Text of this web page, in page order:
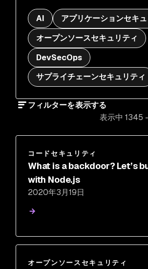
AI
アプリケーションセキ
オープンソースセキュリティ
DevSecOps
サプライチェーンセキュリティ
フィルターを表示する
表示中 1345
コードセキュリティ
What is a backdoor? Let’s
with Node.js
2020年3月19日
オープンソースセキュリティ